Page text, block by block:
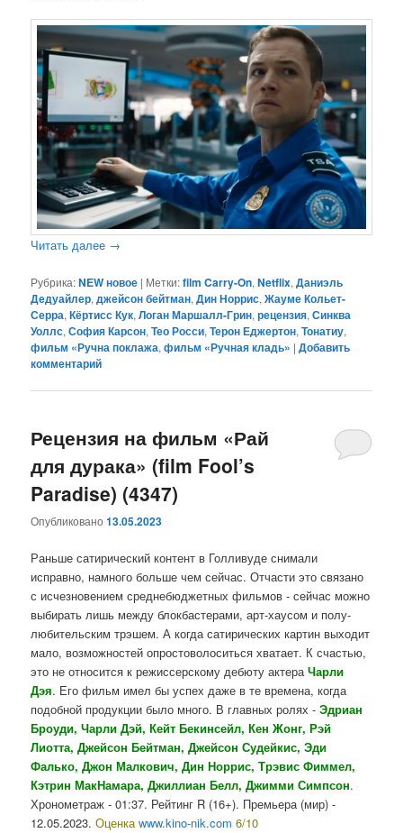
Читать далее →
Рубрика:NEW новое | Метки:film Carry-On,Netflix,Даниэль
Дедуайлер,джейсон бейтман,Дин Норрис,Жауме Кольет-
Серра,Кёртисс Кук,Логан Маршалл-Грин,рецензия,Синква
Уоллс,София Карсон,Тео Росси,Терон Еджертон,Тонатиу,
фильм «Ручна поклажа,фильм «Ручная кладь» |Добавить
комментарий
Рецензия на фильм «Рай
для дурака» (film Fool’s
Paradise) (4347)
Опубликовано13.05.2023
Раньше сатирический контент в Голливуде снимали
исправно, намного больше чем сейчас. Отчасти это связано
с исчезновением среднебюджетных фильмов - сейчас можно
выбирать лишь между блокбастерами, арт-хаусом и полу-
любительским трэшем. А когда сатирических картин выходит
мало, возможностей опростоволоситься хватает. К счастью,
это не относится к режиссерскому дебюту актераЧарли
Дэя. Его фильм имел бы успех даже в те времена, когда
подобной продукции было много. В главных ролях -Эдриан
Броуди, Чарли Дэй, Кейт Бекинсейл, Кен Жонг, Рэй
Лиотта, Джейсон Бейтман, Джейсон Судейкис, Эди
Фалько, Джон Малкович, Дин Норрис, Трэвис Фиммел,
Кэтрин МакНамара, Джиллиан Белл, Джимми Симпсон.
Хронометраж - 01:37. Рейтинг R (16+). Премьера (мир) -
12.05.2023.Оценкаwww.kino-nik.com 6/10